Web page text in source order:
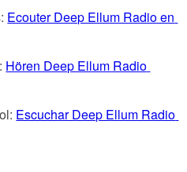
Ecouter Deep Ellum Radio en
Hören Deep Ellum Radio
Escuchar Deep Ellum Radio